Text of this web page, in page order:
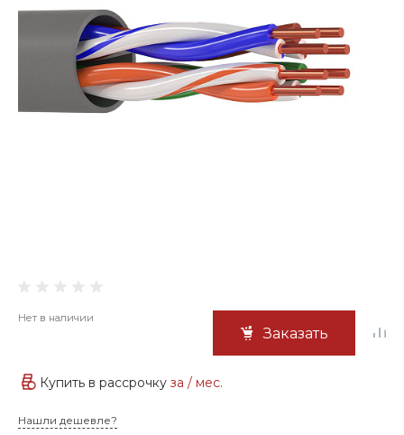
Нет в наличии
Заказать
Купить в рассрочку за / мес.
Нашли дешевле?